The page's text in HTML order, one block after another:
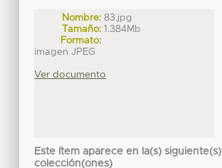
Nombre: 83.jpg
Tamaño: 1.384Mb
Formato:
imagen JPEG
Ver documento
Este ítem aparece en la(s) siguiente(s)
colección(ones)